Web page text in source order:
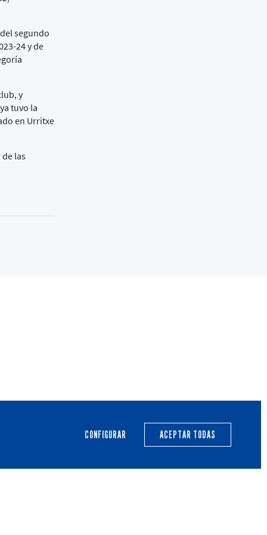
segundo
24 y de
y
tuvo la
en Urritxe
las
ACTUALIDAD CALENDARIO
CONFIGURAR ACEPTAR TODAS